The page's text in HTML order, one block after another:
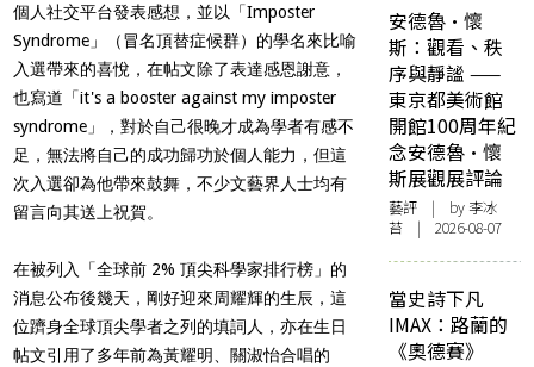
個人社交平台發表感想，並以「Imposter
Syndrome」（冒名頂替症候群）的學名來比喻
入選帶來的喜悅，在帖文除了表達感恩謝意，
也寫道「it's a booster against my imposter
syndrome」，對於自己很晚才成為學者有感不
足，無法將自己的成功歸功於個人能力，但這
次入選卻為他帶來鼓舞，不少文藝界人士均有
留言向其送上祝賀。
在被列入「全球前 2% 頂尖科學家排行榜」的
消息公布後幾天，剛好迎來周耀輝的生辰，這
位躋身全球頂尖學者之列的填詞人，亦在生日
帖文引用了多年前為黃耀明、關淑怡合唱的
安德魯·懷
斯：觀看、秩
序與靜謐 ——
東京都美術館
開館100周年紀
念安德魯·懷
斯展觀展評論
藝評 | by 李冰
苔 | 2026-08-07
當史詩下凡
IMAX：路蘭的
《奧德賽》